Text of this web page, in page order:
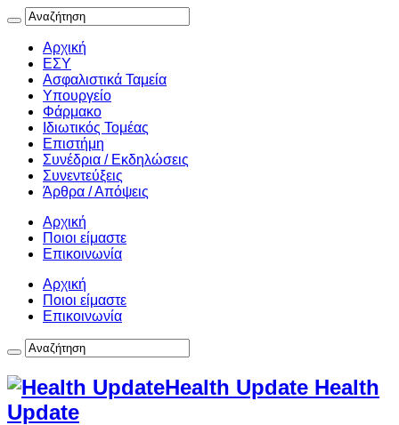
Αρχική
ΕΣΥ
Ασφαλιστικά Ταμεία
Υπουργείο
Φάρμακο
Ιδιωτικός Τομέας
Επιστήμη
Συνέδρια / Εκδηλώσεις
Συνεντεύξεις
Άρθρα / Απόψεις
Αρχική
Ποιοι είμαστε
Επικοινωνία
Αρχική
Ποιοι είμαστε
Επικοινωνία
Health Update Health
Update